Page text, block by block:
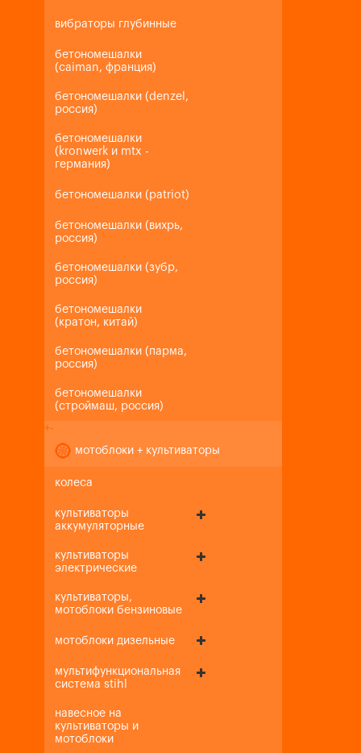
вибраторы глубинные
бетономешалки
(caiman, франция)
бетономешалки (denzel,
россия)
бетономешалки
(kronwerk и mtx -
германия)
бетономешалки (patriot)
бетономешалки (вихрь,
россия)
бетономешалки (зубр,
россия)
бетономешалки
(кратон, китай)
бетономешалки (парма,
россия)
бетономешалки
(строймаш, россия)
+-
мотоблоки + культиваторы
колеса
культиваторы
аккумуляторные
культиваторы
электрические
культиваторы,
мотоблоки бензиновые
мотоблоки дизельные
мультифункциональная
система stihl
навесное на
культиваторы и
мотоблоки